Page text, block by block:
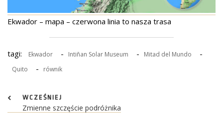
Ekwador – mapa – czerwona linia to nasza trasa
tagi: Ekwador - Intiñan Solar Museum - Mitad del Mundo -
Quito - równik
WCZEŚNIEJ
Zmienne szczęście podróżnika